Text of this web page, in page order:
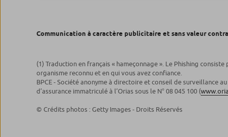
Communication à caractère publicitaire et sans valeur
(1) Traduction en français « hameçonnage ». Le Phishing
organisme reconnu et en qui vous avez confiance.
BPCE - Société anonyme à directoire et conseil de surveillance
d’assurance immatriculé à l’Orias sous le N° 08 045 100 (
© Crédits photos : Getty Images - Droits Réservés